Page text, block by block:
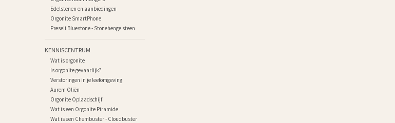
Edelstenen en aanbiedingen
Orgonite SmartPhone
Preseli Bluestone - Stonehenge steen
KENNISCENTRUM
Wat is orgonite
Is orgonite gevaarlijk?
Verstoringen in je leefomgeving
Aurem Oliën
Orgonite Oplaadschijf
Wat is een Orgonite Piramide
Wat is een Chembuster - Cloudbuster